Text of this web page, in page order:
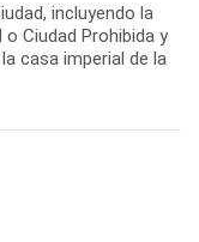
incluyendo la
Ciudad Prohibida y
casa imperial de la